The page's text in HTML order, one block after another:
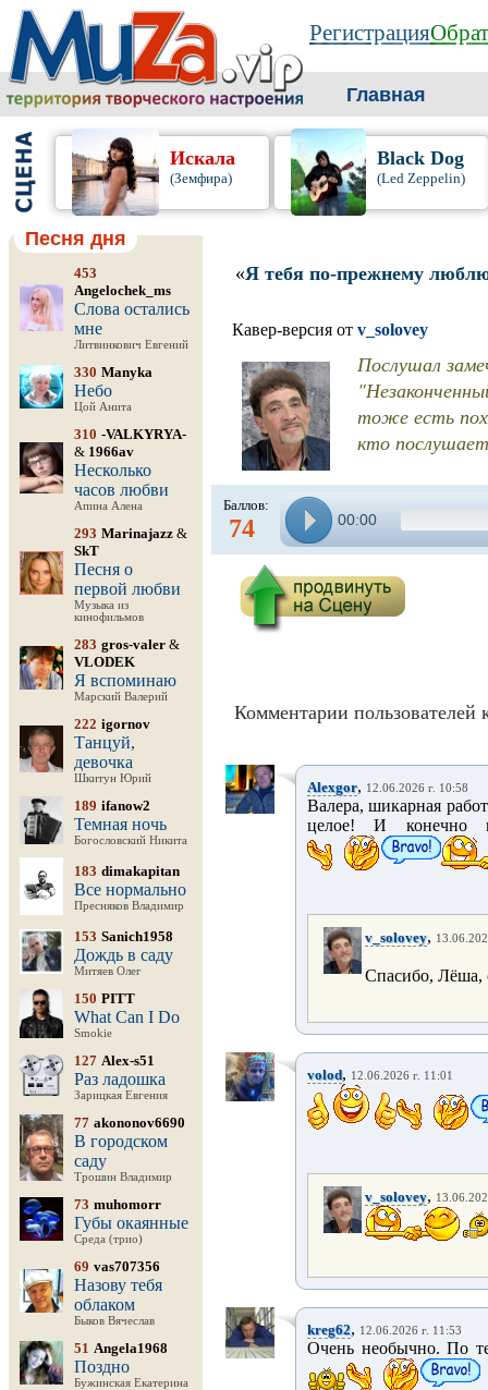
Регистрация
Главная
Искала
(Земфира)
Black Dog
(Led Zeppelin)
Песня дня
453
Angelochek_ms
Слова остались
мне
Литвинкович Евгений
330 Manyka
Небо
Цой Анита
310 -VALKYRYA-
& 1966av
Несколько
часов любви
Апина Алена
293 Marinajazz &
SkT
Песня о
первой любви
Музыка из
кинофильмов
283 gros-valer &
VLODEK
Я вспоминаю
Марский Валерий
222 igornov
Танцуй,
девочка
Шкитун Юрий
189 ifanow2
Темная ночь
Богословский Никита
183 dimakapitan
Все нормально
Пресняков Владимир
153 Sanich1958
Дождь в саду
Митяев Олег
150 PITT
What Can I Do
Smokie
127 Alex-s51
Раз ладошка
Зарицкая Евгения
77 akononov6690
В городском
саду
Трошин Владимир
73 muhomorr
Губы окаянные
Среда (трио)
69 vas707356
Назову тебя
облаком
Быков Вячеслав
51 Angela1968
Поздно
Бужинская Екатерина
«Я тебя по-прежнему
Кавер-версия от v_solovey
Послушал
тоже есть
кто
Баллов:
74 00:00
Комментарии пользователей
Alexgor, 12.06.2026 г. 10:58
Валера, шикарная
целое! И конечно
v_solovey,
Спасибо, Лёша,
volod, 12.06.2026 г. 11:01
v_solovey,
kreg62, 12.06.2026 г. 11:53
Очень необычно. По